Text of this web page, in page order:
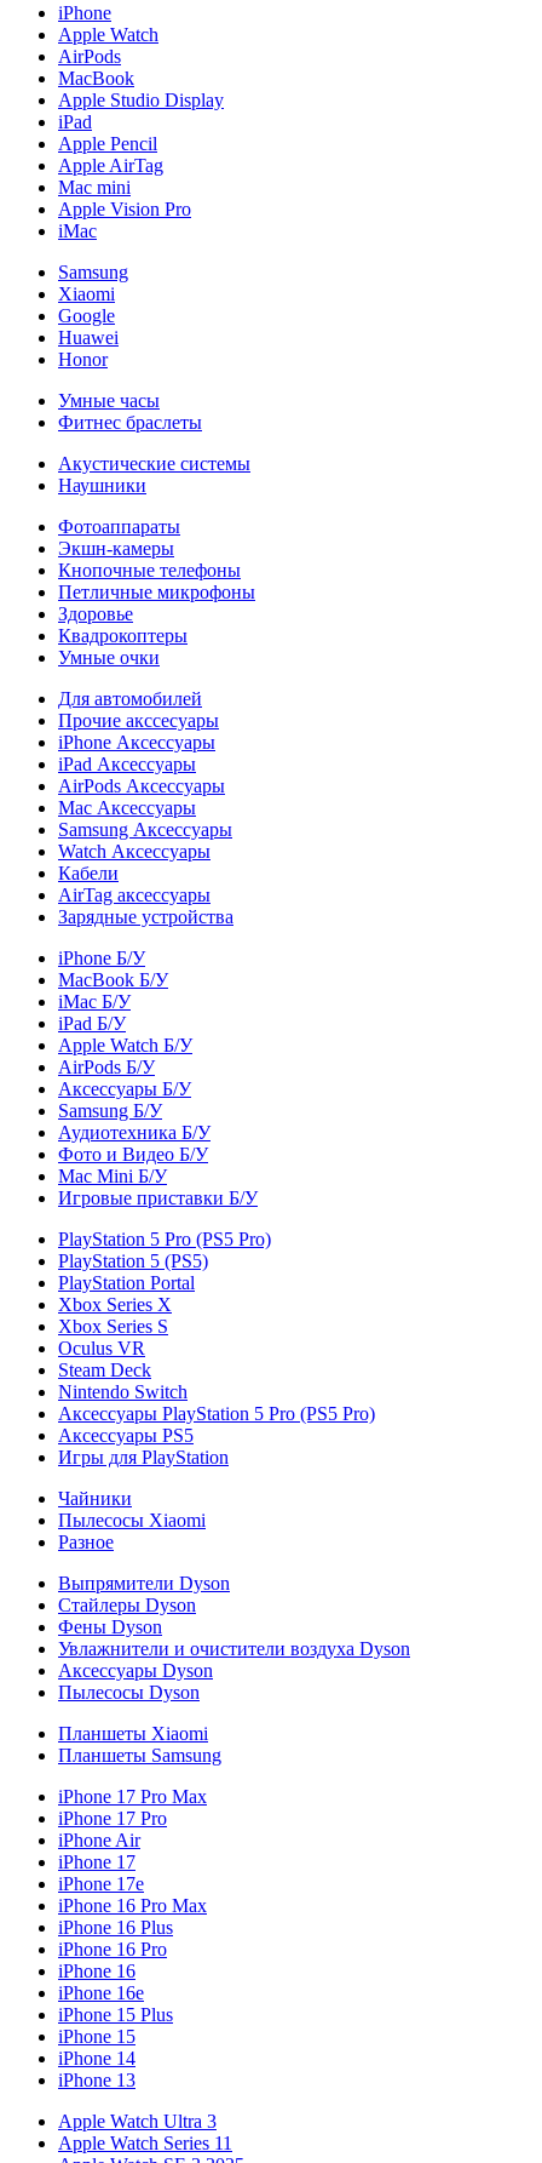
iPhone
Apple Watch
AirPods
MacBook
Apple Studio Display
iPad
Apple Pencil
Apple AirTag
Mac mini
Apple Vision Pro
iMac
Samsung
Xiaomi
Google
Huawei
Honor
Умные часы
Фитнес браслеты
Акустические системы
Наушники
Фотоаппараты
Экшн-камеры
Кнопочные телефоны
Петличные микрофоны
Здоровье
Квадрокоптеры
Умные очки
Для автомобилей
Прочие акссесуары
iPhone Аксессуары
iPad Аксессуары
AirPods Аксессуары
Mac Аксессуары
Samsung Аксессуары
Watch Аксессуары
Кабели
AirTag аксессуары
Зарядные устройства
iPhone Б/У
MacBook Б/У
iMac Б/У
iPad Б/У
Apple Watch Б/У
AirPods Б/У
Аксессуары Б/У
Samsung Б/У
Аудиотехника Б/У
Фото и Видео Б/У
Mac Mini Б/У
Игровые приставки Б/У
PlayStation 5 Pro (PS5 Pro)
PlayStation 5 (PS5)
PlayStation Portal
Xbox Series X
Xbox Series S
Oculus VR
Steam Deck
Nintendo Switch
Аксессуары PlayStation 5 Pro (PS5 Pro)
Аксессуары PS5
Игры для PlayStation
Чайники
Пылесосы Xiaomi
Разное
Выпрямители Dyson
Стайлеры Dyson
Фены Dyson
Увлажнители и очистители воздуха Dyson
Аксессуары Dyson
Пылесосы Dyson
Планшеты Xiaomi
Планшеты Samsung
iPhone 17 Pro Max
iPhone 17 Pro
iPhone Air
iPhone 17
iPhone 17e
iPhone 16 Pro Max
iPhone 16 Plus
iPhone 16 Pro
iPhone 16
iPhone 16e
iPhone 15 Plus
iPhone 15
iPhone 14
iPhone 13
Apple Watch Ultra 3
Apple Watch Series 11